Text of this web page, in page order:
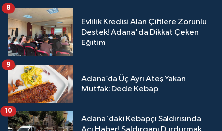
Evlilik Kredisi Alan Çiftlere Zorunlu
Destek! Adana'da Dikkat Çeken
Eğitim
8
Adana’da Üç Ayrı Ateş Yakan
Mutfak: Dede Kebap
9
Adana'daki Kebapçı Saldırısında
Acı Haber! Saldırganı Durdurmak
10